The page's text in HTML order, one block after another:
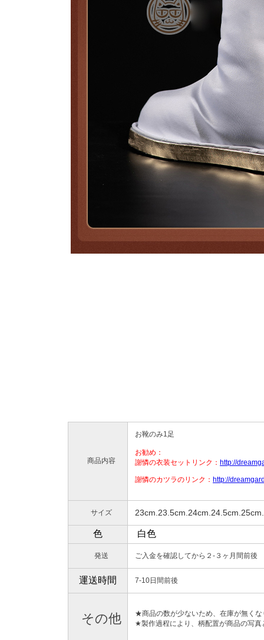
商品内容
お靴のみ1足
お勧め：
謝憐の衣装セットリンク： http://
謝憐のカツラのリンク： http://
サイズ
色 白色
発送 ご入金を確認してから２-３ヶ月間前後
運送時間 7-10日間前後
その他
★商品の数が少ないため、在庫が無く
★製作過程により、柄配置が商品の写